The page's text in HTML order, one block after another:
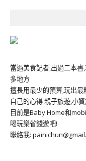
當過美食記者,出過二本
多地方
擅長用最少的預算,玩出
自己的心得 親子旅遊,小
目前是Baby Home和
喝玩樂省錢遊吧!
聯絡我: